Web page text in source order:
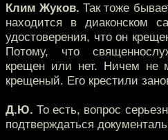
Клим Жуков. Так тоже
находится в диаконском
удостоверения, что он
Потому, что
крещен или нет. Ничем не
крещеный. Его крестили
Д.Ю. То есть, вопрос
подтверждаться